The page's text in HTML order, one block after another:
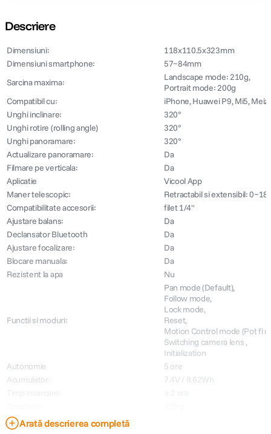
Descriere
Dimensiuni:
118x110.5x323mm
Dimensiuni smartphone:
57~84mm
Sarcina maxima:
Landscape mode: 210g,
Portrait mode: 200g
Compatibil cu:
iPhone, Huawei P9, Mi5,
Unghi inclinare:
320°
Unghi rotire (rolling angle)
320°
Unghi panoramare:
320°
Actualizare panoramare:
Da
Filmare pe verticala:
Da
Aplicatie
Vicool App
Maner telescopic:
Retractabil si extensibil:
Compatibilitate accesorii:
filet 1/4"
Ajustare balans:
Da
Declansator Bluetooth
Da
Ajustare focalizare:
Da
Blocare manuala:
Da
Rezistent la apa
Nu
Functii si moduri:
Pan mode (Default),
Follow mode,
Lock mode,
Reset,
Motion Control mode (Pot fi
Switching camera lens ,
Initialization
Autonomie
5 ore
Acumulator:
7.4V / 9.62Wh
Arată descrierea completă